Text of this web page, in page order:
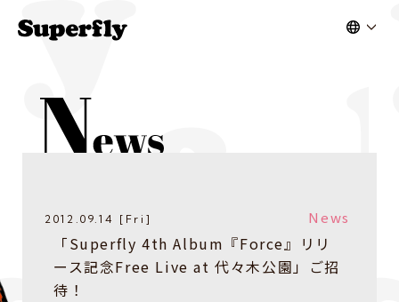
2012.09.14 [Fri] News
「Superfly 4th Album『Force』リリ
ース記念Free Live at 代々木公園」ご招
待！